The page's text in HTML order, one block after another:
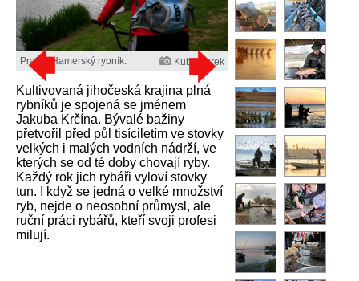
Praha, Hamerský rybník. Kuba Turek
Kultivovaná jihočeská krajina plná
rybníků je spojená se jménem
Jakuba Krčína. Bývalé bažiny
přetvořil před půl tisíciletím ve stovky
velkých i malých vodních nádrží, ve
kterých se od té doby chovají ryby.
Každý rok jich rybáři vyloví stovky
tun. I když se jedná o velké množství
ryb, nejde o neosobní průmysl, ale
ruční práci rybářů, kteří svoji profesi
milují.